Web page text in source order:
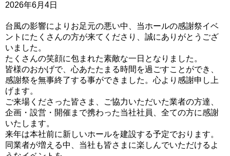
2026年6月4日
台風の影響によりお足元の悪い中、当ホールの感謝祭イベ
ントにたくさんの方が来てくださり、誠にありがとうござ
いました。
たくさんの笑顔に包まれた素敵な一日となりました。
皆様のおかげで、心あたたまる時間を過ごすことができ、
感謝祭を無事終了する事ができました。心より感謝申し上
げます。
ご来場くださった皆さま、ご協力いただいた業者の方達、
企画・設営・開催まで携わった当社社員、全ての方に感謝
いたします。
来年は本社前に新しいホールを建設する予定でおります。
同業者が増える中、当社も皆さまに楽しんでいただけるよ